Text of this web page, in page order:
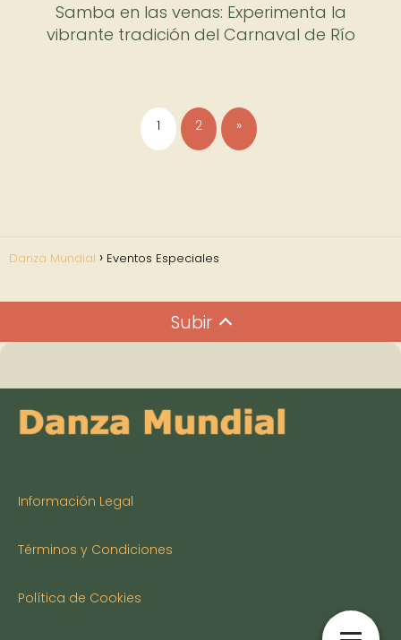
Samba en las venas: Experimenta la
vibrante tradición del Carnaval de Río
1 2 »
Danza Mundial Eventos Especiales
Subir
Información Legal
Términos y Condiciones
Política de Cookies